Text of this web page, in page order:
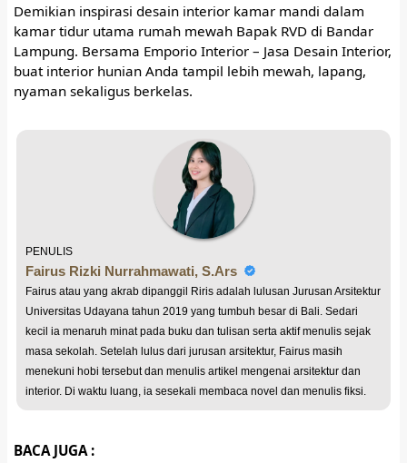
Demikian inspirasi desain interior kamar mandi dalam
kamar tidur utama rumah mewah Bapak RVD di Bandar
Lampung. Bersama Emporio Interior – Jasa Desain Interior,
buat interior hunian Anda tampil lebih mewah, lapang,
nyaman sekaligus berkelas.
PENULIS
Fairus Rizki Nurrahmawati, S.Ars
Fairus atau yang akrab dipanggil Riris adalah lulusan Jurusan Arsitektur
Universitas Udayana tahun 2019 yang tumbuh besar di Bali. Sedari
kecil ia menaruh minat pada buku dan tulisan serta aktif menulis sejak
masa sekolah. Setelah lulus dari jurusan arsitektur, Fairus masih
menekuni hobi tersebut dan menulis artikel mengenai arsitektur dan
interior. Di waktu luang, ia sesekali membaca novel dan menulis fiksi.
BACA JUGA :